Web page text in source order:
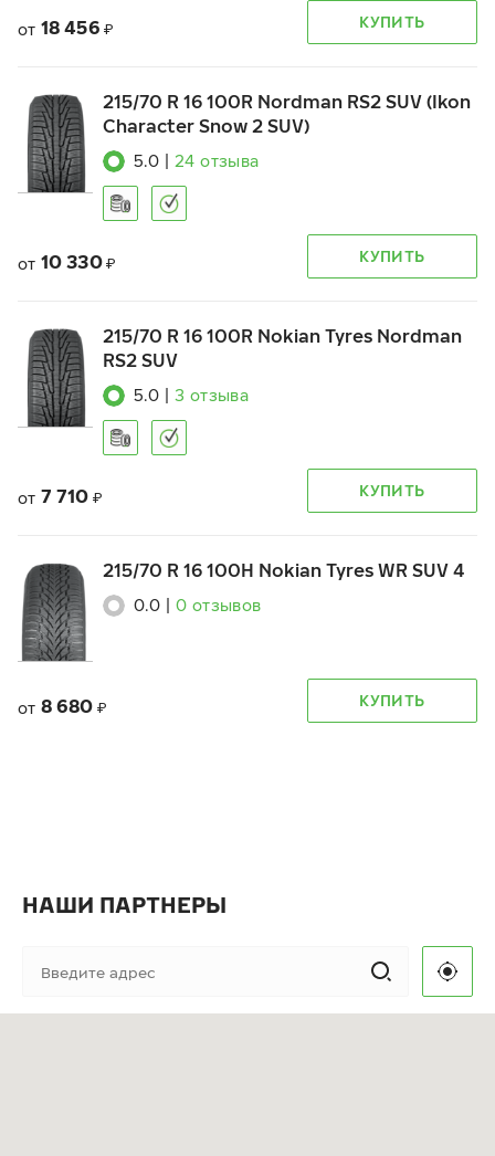
от 18 456 ₽ КУПИТЬ
215/70 R 16 100R Nordman RS2 SUV (Ikon
Character Snow 2 SUV)
5.0 24 отзыва
от 10 330 ₽ КУПИТЬ
215/70 R 16 100R Nokian Tyres Nordman
RS2 SUV
5.0 3 отзыва
от 7 710 ₽ КУПИТЬ
215/70 R 16 100H Nokian Tyres WR SUV 4
0.0 0 отзывов
от 8 680 ₽ КУПИТЬ
НАШИ ПАРТНЕРЫ